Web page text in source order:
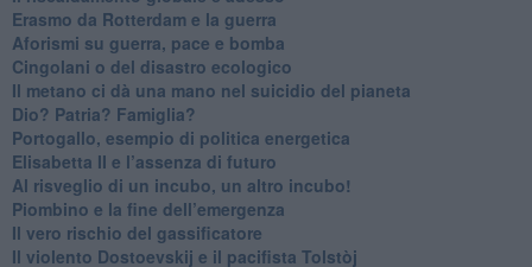
​Erasmo da Rotterdam e la guerra
​Aforismi su guerra, pace e bomba
Cingolani o del disastro ecologico
​Il metano ci dà una mano nel suicidio del pianeta
​Dio? Patria? Famiglia?
Portogallo, esempio di politica energetica
​Elisabetta II e l’assenza di futuro
Al risveglio di un incubo, un altro incubo!
​Piombino e la fine dell’emergenza
​Il vero rischio del gassificatore
​Il violento Dostoevskij e il pacifista Tolstòj